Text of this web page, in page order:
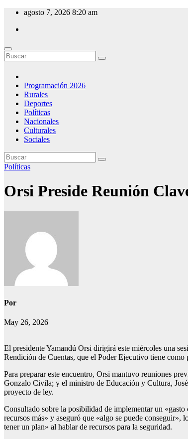
Saltar
contenido
agosto 7, 2026 8:20 am
CW 54 Emisora del Este
Desde Minas - Uruguay
Programación 2026
Rurales
Deportes
Políticas
Nacionales
Culturales
Sociales
Políticas
Orsi Preside Reunión
Por
May 26, 2026
El presidente Yamandú Orsi dirigirá este miércoles una
Rendición de Cuentas, que el Poder Ejecutivo tiene
Para preparar este encuentro, Orsi mantuvo reuniones
Gonzalo Civila; y el ministro de Educación y Cultura,
proyecto de ley.
Consultado sobre la posibilidad de implementar un
recursos más» y aseguró que «algo se puede
tener un plan» al hablar de recursos para la seguridad.